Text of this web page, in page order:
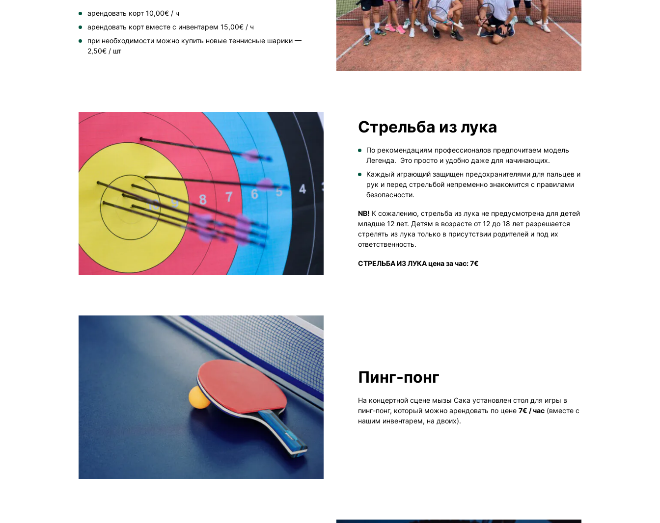
арендовать корт 10,00€ / ч
арендовать корт вместе с инвентарем 15,00€ / ч
при необходимости можно купить новые теннисные шарики —
2,50€ / шт
Стрельба из лука
По рекомендациям профессионалов предпочитаем модель
Легенда. Это просто и удобно даже для начинающих.
Каждый играющий защищен предохранителями для пальцев и
рук и перед стрельбой непременно знакомится с правилами
безопасности.
NB! К сожалению, стрельба из лука не предусмотрена для детей
младше 12 лет. Детям в возрасте от 12 до 18 лет разрешается
стрелять из лука только в присутствии родителей и под их
ответственность.
СТРЕЛЬБА ИЗ ЛУКА цена за час: 7€
Пинг-понг
На концертной сцене мызы Сака установлен стол для игры в
пинг-понг, который можно арендовать по цене 7€ / час(вместе с
нашим инвентарем, на двоих).